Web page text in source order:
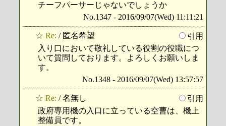
チーフパーサーじゃないでしょうか
No.1347 - 2016/09/07(Wed) 11:11:21
☆ Re: / 匿名希望
引用
入り口において敬礼している役割の役職につ
いて質問しております。よろしくお願いしま
す。
No.1348 - 2016/09/07(Wed) 13:57:57
☆ Re: / 名無し
引用
政府専用機の入口に立っている空曹は、機上
整備員です。